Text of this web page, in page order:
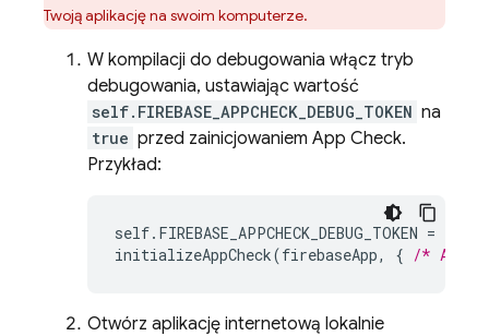
Twoją aplikację na swoim komputerze.
W kompilacji do debugowania włącz tryb
debugowania, ustawiając wartość
self.FIREBASE_APPCHECK_DEBUG_TOKEN na
true przed zainicjowaniem App Check.
Przykład:
self. FIREBASE_APPCHECK_DEBUG_TOKEN =
initializeAppCheck(firebaseApp, { /* App
Otwórz aplikację internetową lokalnie